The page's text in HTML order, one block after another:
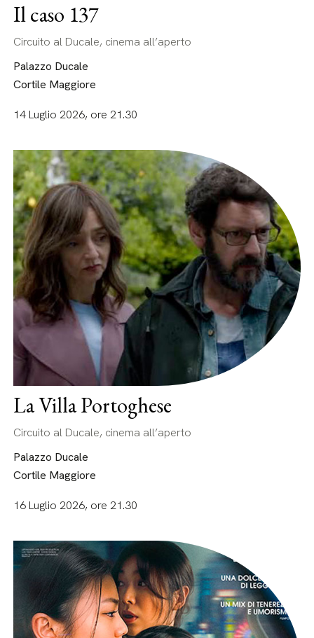
Il caso 137
Circuito al Ducale, cinema all’aperto
Palazzo Ducale
Cortile Maggiore
14 Luglio 2026, ore 21.30
La Villa Portoghese
Circuito al Ducale, cinema all’aperto
Palazzo Ducale
Cortile Maggiore
16 Luglio 2026, ore 21.30